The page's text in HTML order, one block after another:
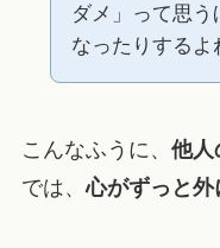
ダメ」って思
なったりするよ
こんなふうに、 他人
では、心がずっと外